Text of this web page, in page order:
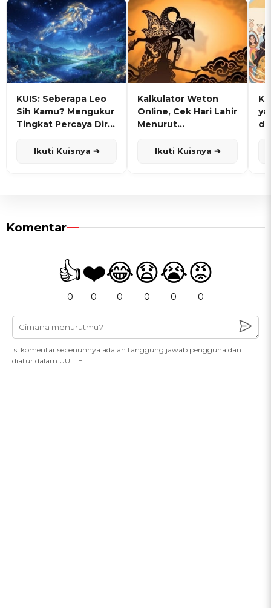
KUIS: Seberapa Leo
Sih Kamu? Mengukur
Tingkat Percaya Diri
Ikuti Kuisnya ➔
Kalkulator Weton
Online, Cek Hari Lahir
Menurut
Ikuti Kuisnya ➔
Komentar
👍
0
❤️
0
😂
0
😧
0
😭
0
😡
0
Isi komentar sepenuhnya adalah tanggung jawab pengguna dan
diatur dalam UU ITE